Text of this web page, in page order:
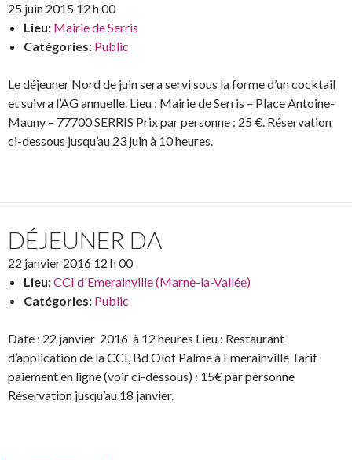
25 juin 2015 12 h 00
Lieu: Mairie de Serris
Catégories: Public
Le déjeuner Nord de juin sera servi sous la forme d’un cocktail
et suivra l’AG annuelle. Lieu : Mairie de Serris – Place Antoine-
Mauny – 77700 SERRIS Prix par personne : 25 €. Réservation
ci-dessous jusqu’au 23 juin à 10 heures.
DÉJEUNER DA
22 janvier 2016 12 h 00
Lieu:CCI d'Emerainville (Marne-la-Vallée)
Catégories: Public
Date : 22 janvier 2016 à 12 heures Lieu : Restaurant
d’application de la CCI, Bd Olof Palme à Emerainville Tarif
paiement en ligne (voir ci-dessous) : 15€ par personne
Réservation jusqu’au 18 janvier.